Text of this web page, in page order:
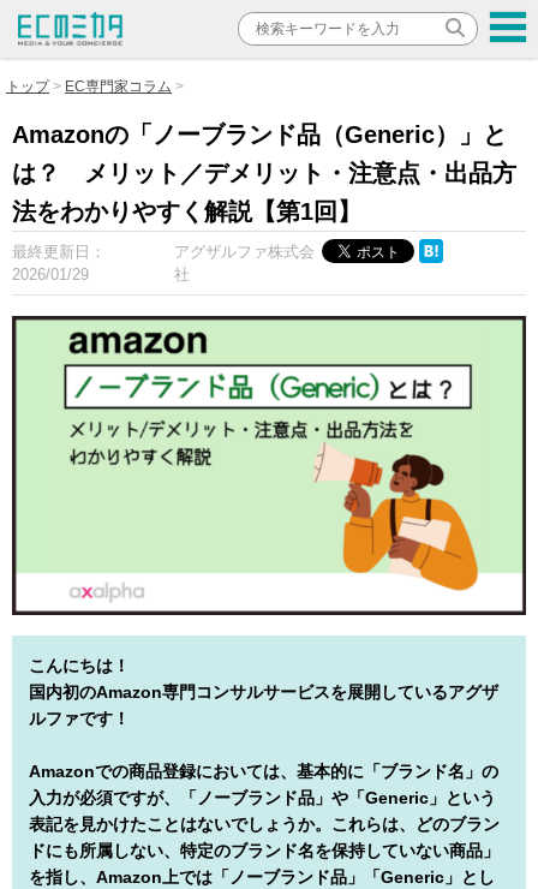
トップ EC専門家コラム
Amazonの「ノーブランド品（Generic）」と
は？ メリット／デメリット・注意点・出品方
法をわかりやすく解説【第1回】
最終更新日：
2026/01/29
アグザルファ株式会
社
こんにちは！
国内初のAmazon専門コンサルサービスを展開しているアグザ
ルファです！
Amazonでの商品登録においては、基本的に「ブランド名」の
入力が必須ですが、「ノーブランド品」や「Generic」という
表記を見かけたことはないでしょうか。これらは、どのブラン
ドにも所属しない、特定のブランド名を保持していない商品」
を指し、Amazon上では「ノーブランド品」「Generic」とし